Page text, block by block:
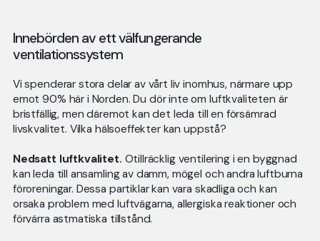
Innebörden av ett välfungerande
ventilationssystem
Vi spenderar stora delar av vårt liv inomhus, närmare upp
emot 90% här i Norden. Du dör inte om luftkvaliteten är
bristfällig, men däremot kan det leda till en försämrad
livskvalitet. Vilka hälsoeffekter kan uppstå?
Nedsatt luftkvalitet. Otillräcklig ventilering i en byggnad
kan leda till ansamling av damm, mögel och andra luftburna
föroreningar. Dessa partiklar kan vara skadliga och kan
orsaka problem med luftvägarna, allergiska reaktioner och
förvärra astmatiska tillstånd.